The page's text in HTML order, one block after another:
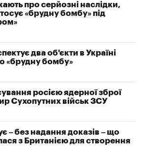
про серйозні наслідки,
«брудну бомбу» під
два об'єкти в Україні
«брудну бомбу»
росією ядерної зброї
Сухопутних військ ЗСУ
– без надання доказів – що
з Британією для створення